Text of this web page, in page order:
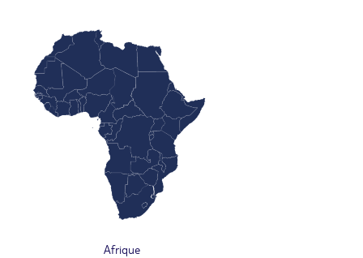
Afrique